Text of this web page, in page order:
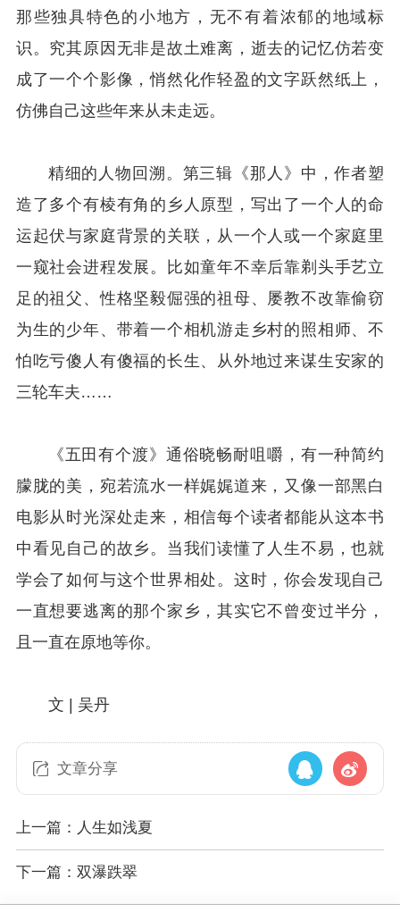
那些独具特色的小地方，无不有着浓郁的地域标
识。究其原因无非是故土难离，逝去的记忆仿若变
成了一个个影像，悄然化作轻盈的文字跃然纸上，
仿佛自己这些年来从未走远。
精细的人物回溯。第三辑《那人》中，作者塑
造了多个有棱有角的乡人原型，写出了一个人的命
运起伏与家庭背景的关联，从一个人或一个家庭里
一窥社会进程发展。比如童年不幸后靠剃头手艺立
足的祖父、性格坚毅倔强的祖母、屡教不改靠偷窃
为生的少年、带着一个相机游走乡村的照相师、不
怕吃亏傻人有傻福的长生、从外地过来谋生安家的
三轮车夫……
《五田有个渡》通俗晓畅耐咀嚼，有一种简约
朦胧的美，宛若流水一样娓娓道来，又像一部黑白
电影从时光深处走来，相信每个读者都能从这本书
中看见自己的故乡。当我们读懂了人生不易，也就
学会了如何与这个世界相处。这时，你会发现自己
一直想要逃离的那个家乡，其实它不曾变过半分，
且一直在原地等你。
文 | 吴丹
文章分享
上一篇：人生如浅夏
下一篇：双瀑跌翠